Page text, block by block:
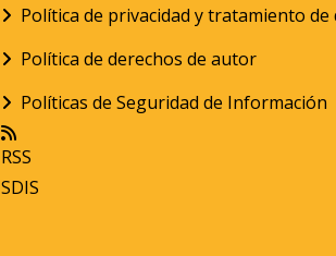
Política de privacidad y tratamiento
Política de derechos de autor
Políticas de Seguridad de Información
RSS
SDIS